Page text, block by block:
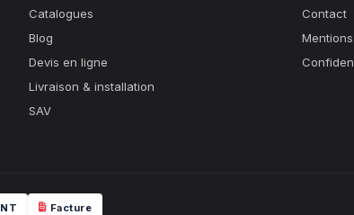
Catalogues
Blog
Devis en ligne
Livraison & installation
SAV
Contact
Facture